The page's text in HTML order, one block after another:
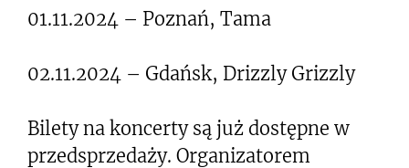
01.11.2024 – Poznań, Tama
02.11.2024 – Gdańsk, Drizzly Grizzly
Bilety na koncerty są już dostępne w
przedsprzedaży. Organizatorem